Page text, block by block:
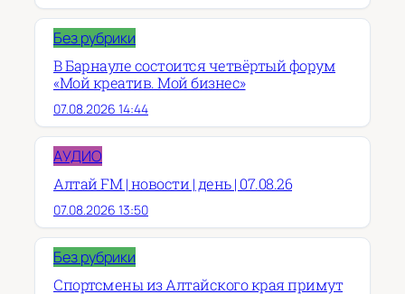
Без рубрики
В Барнауле состоится четвёртый форум
«Мой креатив. Мой бизнес»
07.08.2026 14:44
АУДИО
Алтай FM | новости | день | 07.08.26
07.08.2026 13:50
Без рубрики
Спортсмены из Алтайского края примут